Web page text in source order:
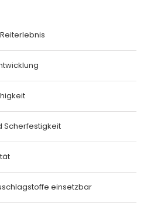
Scherfestigkeit
einsetzbar